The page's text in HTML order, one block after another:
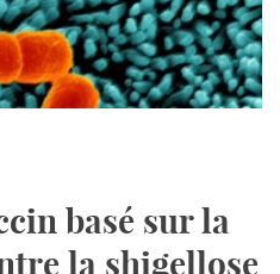
basé sur la
la shigellose